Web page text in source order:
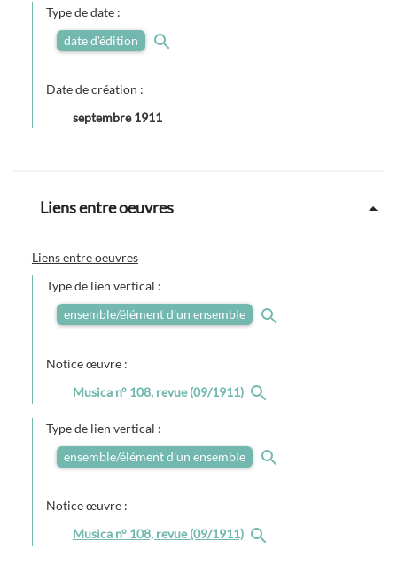
Type de date :
date d'édition
Date de création :
septembre 1911
Liens entre oeuvres
Liens entre oeuvres
Type de lien vertical :
ensemble/élément d’un ensemble
Notice œuvre :
Musica n° 108, revue (09/1911)
Type de lien vertical :
ensemble/élément d’un ensemble
Notice œuvre :
Musica n° 108, revue (09/1911)